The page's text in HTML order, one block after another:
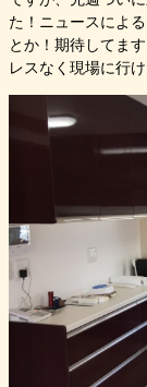
た！ニュースによ
とか！期待してま
レスなく現場に行